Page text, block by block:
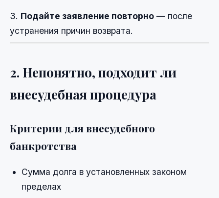
3. Подайте заявление повторно — после
устранения причин возврата.
2. Непонятно, подходит ли
внесудебная процедура
Критерии для внесудебного
банкротства
Сумма долга в установленных законом
пределах